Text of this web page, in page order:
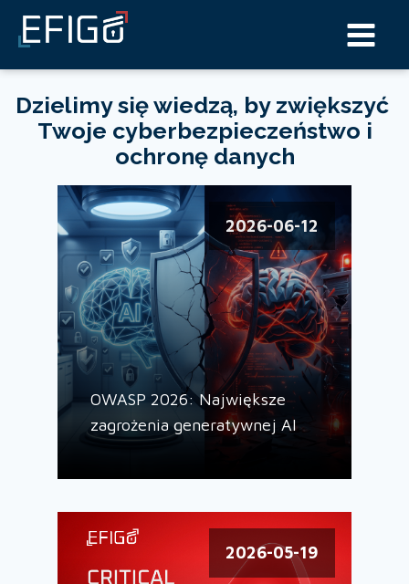
Dzielimy się wiedzą, by zwiększyć
Twoje cyberbezpieczeństwo i
ochronę danych
2026-06-12
OWASP 2026: Największe
zagrożenia generatywnej AI
2026-05-19